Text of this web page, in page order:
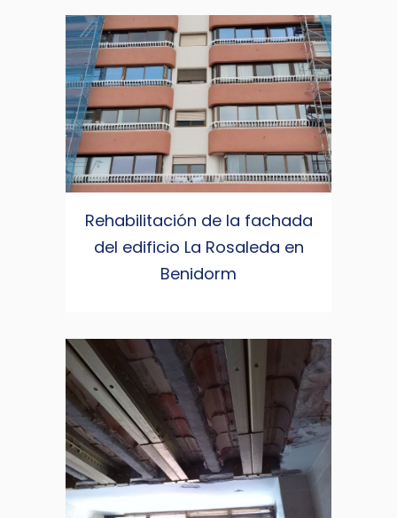
Rehabilitación de la fachada
del edificio La Rosaleda en
Benidorm